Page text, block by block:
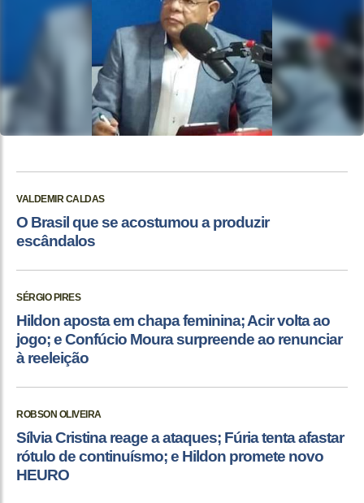
VALDEMIR CALDAS
O Brasil que se acostumou a produzir
escândalos
SÉRGIO PIRES
Hildon aposta em chapa feminina; Acir volta ao
jogo; e Confúcio Moura surpreende ao renunciar
à reeleição
ROBSON OLIVEIRA
Sílvia Cristina reage a ataques; Fúria tenta afastar
rótulo de continuísmo; e Hildon promete novo
HEURO